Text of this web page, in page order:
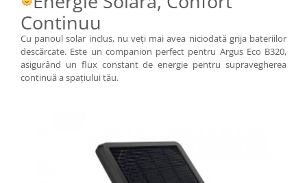
Continuu
Cu panoul solar inclus, nu veți mai avea niciodată grija bateriilor
descărcate. Este un companion perfect pentru Argus Eco B320,
asigurând un flux constant de energie pentru supravegherea
continuă a spațiului tău.